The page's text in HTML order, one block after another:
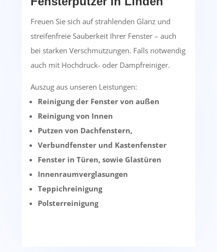
Freuen Sie sich auf strahlenden Glanz und
streifenfreie Sauberkeit Ihrer Fenster – auch
bei starken Verschmutzungen. Falls notwendig
auch mit Hochdruck- oder Dampfreiniger.
Auszug aus unseren Leistungen:
Reinigung der Fenster von außen
Reinigung von Innen
Putzen von Dachfenstern,
Verbundfenster und Kastenfenster
Fenster in Türen, sowie Glastüren
Innenraumverglasungen
Teppichreinigung
Polsterreinigung